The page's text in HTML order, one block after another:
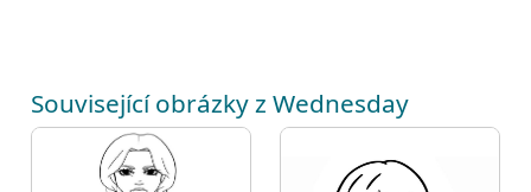
Související obrázky z Wednesday